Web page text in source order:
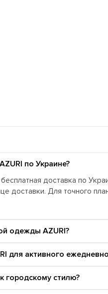
по Украине?
доставка по
доставки. Для точного
одежды AZURI?
для активного
городскому стилю?